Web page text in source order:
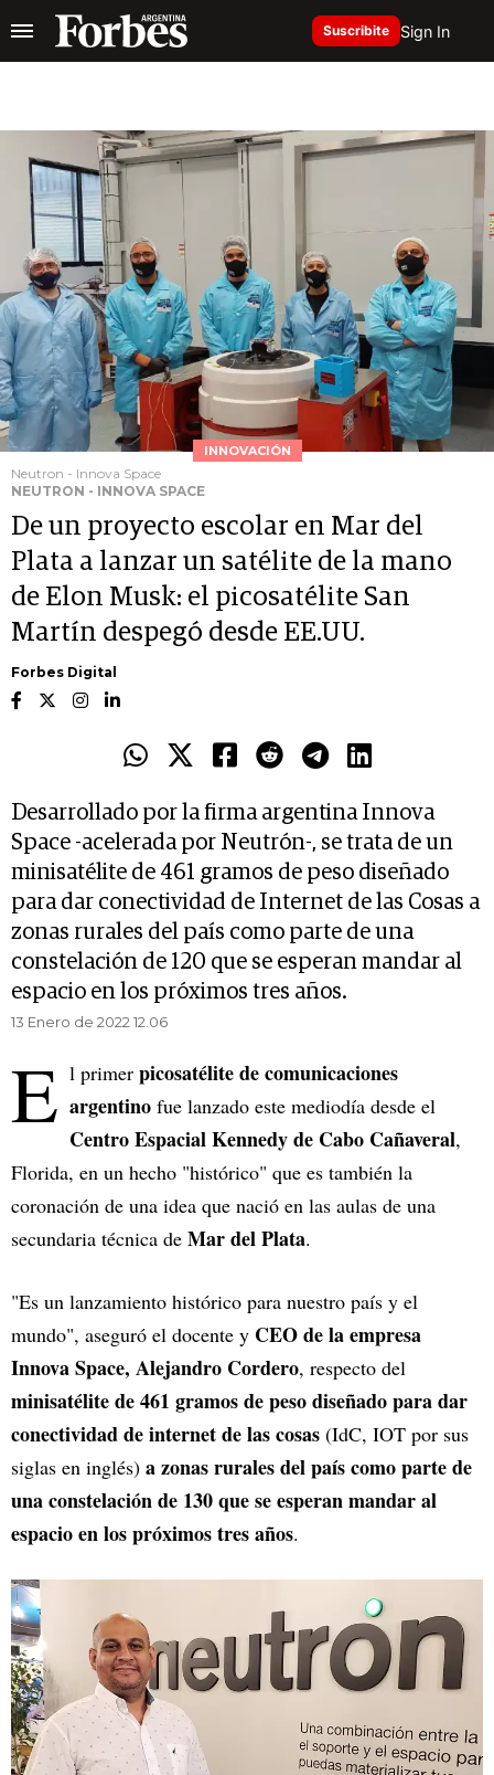
Suscribite Sign In
INNOVACIÓN
Neutron - Innova Space
NEUTRON - INNOVA SPACE
De un proyecto escolar en Mar del
Plata a lanzar un satélite de la mano
de Elon Musk: el picosatélite San
Martín despegó desde EE.UU.
Forbes Digital
Desarrollado por la firma argentina Innova
Space -acelerada por Neutrón-, se trata de un
minisatélite de 461 gramos de peso diseñado
para dar conectividad de Internet de las Cosas a
zonas rurales del país como parte de una
constelación de 120 que se esperan mandar al
espacio en los próximos tres años.
13 Enero de 2022 12.06
E l primer picosatélite de comunicaciones
argentino fue lanzado este mediodía desde el
Centro Espacial Kennedy de Cabo Cañaveral,
Florida, en un hecho "histórico" que es también la
coronación de una idea que nació en las aulas de una
secundaria técnica de Mar del Plata.
"Es un lanzamiento histórico para nuestro país y el
mundo", aseguró el docente y CEO de la empresa
Innova Space, Alejandro Cordero, respecto del
minisatélite de 461 gramos de peso diseñado para dar
conectividad de internet de las cosas (IdC, IOT por sus
siglas en inglés) a zonas rurales del país como parte de
una constelación de 130 que se esperan mandar al
espacio en los próximos tres años.